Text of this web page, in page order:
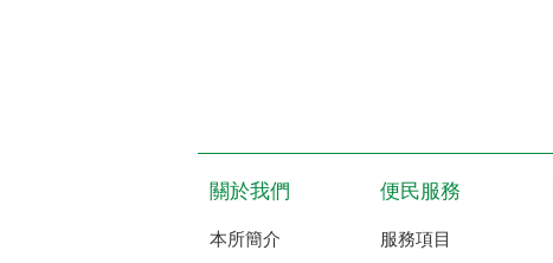
關於我們
本所簡介
便民服務
服務項目